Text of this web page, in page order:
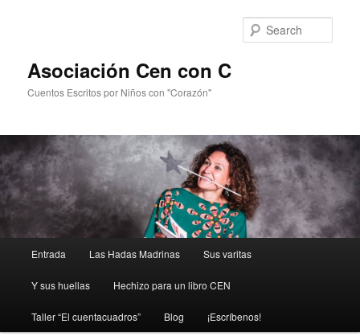
Asociación Cen con C
Cuentos Escritos por Niños con "Corazón"
Skip
to
primary
Entrada Las Hadas Madrinas Sus varitas
Y sus huellas Hechizo para un libro CEN
Taller “El cuentacuadros” Blog ¡Escríbenos!